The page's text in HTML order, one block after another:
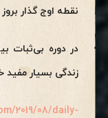
نقطه اوج گذار
در دوره بی‌ثبات
زندگی بسیار مفید
2019/08/daily-